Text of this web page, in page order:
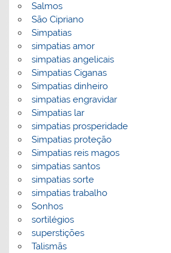
Salmos
São Cipriano
Simpatias
simpatias amor
simpatias angelicais
Simpatias Ciganas
Simpatias dinheiro
simpatias engravidar
Simpatias lar
simpatias prosperidade
Simpatias proteção
Simpatias reis magos
simpatias santos
simpatias sorte
simpatias trabalho
Sonhos
sortilégios
superstições
Talismãs